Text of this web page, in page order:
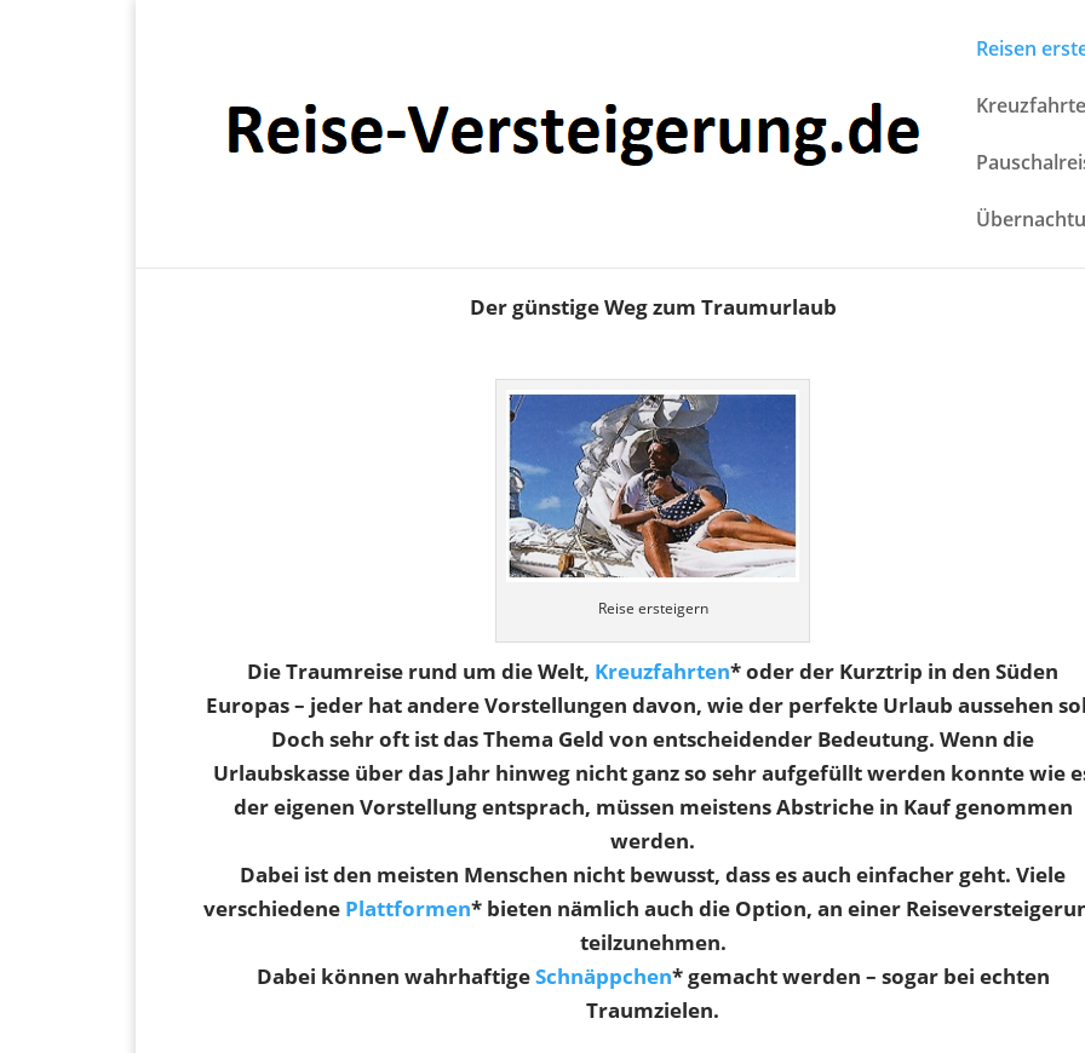
Reisen
Der günstige Weg zum Traumurlaub
Reise ersteigern
Die Traumreise rund um die Welt, Kreuzfahrten* oder der Kurztrip in den Süden
Europas – jeder hat andere Vorstellungen davon, wie der perfekte Urlaub aussehen
Doch sehr oft ist das Thema Geld von entscheidender Bedeutung. Wenn die
Urlaubskasse über das Jahr hinweg nicht ganz so sehr aufgefüllt werden konnte wie
der eigenen Vorstellung entsprach, müssen meistens Abstriche in Kauf genommen
werden.
Dabei ist den meisten Menschen nicht bewusst, dass es auch einfacher geht. Viele
verschiedene Plattformen* bieten nämlich auch die Option, an einer
teilzunehmen.
Dabei können wahrhaftigeSchnäppchen* gemacht werden – sogar bei echten
Traumzielen.